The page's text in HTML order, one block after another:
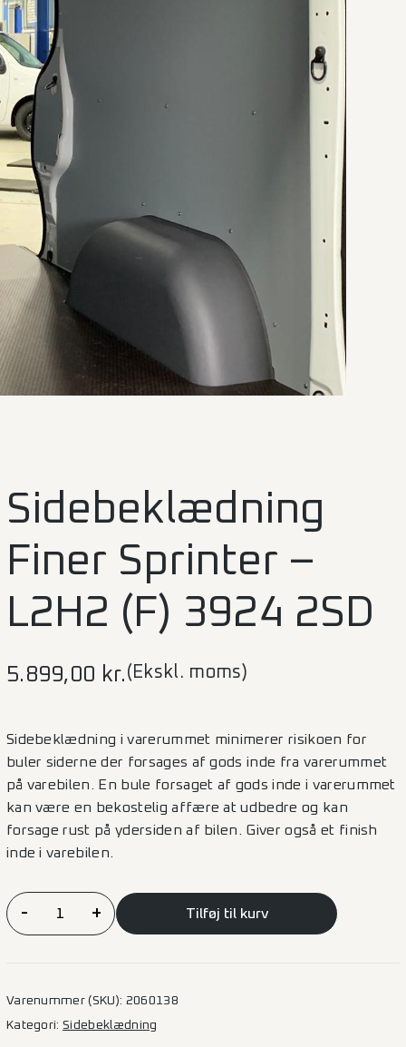
Sidebeklædning
Finer Sprinter –
L2H2 (F) 3924 2SD
5.899,00 kr. (Ekskl. moms)
Sidebeklædning i varerummet minimerer risikoen for
buler siderne der forsages af gods inde fra varerummet
på varebilen. En bule forsaget af gods inde i varerummet
kan være en bekostelig affære at udbedre og kan
forsage rust på ydersiden af bilen. Giver også et finish
inde i varebilen.
Sidebeklædning
Finer
- + Tilføj til kurv
Varenummer (SKU): 2060138
Kategori:Sidebeklædning